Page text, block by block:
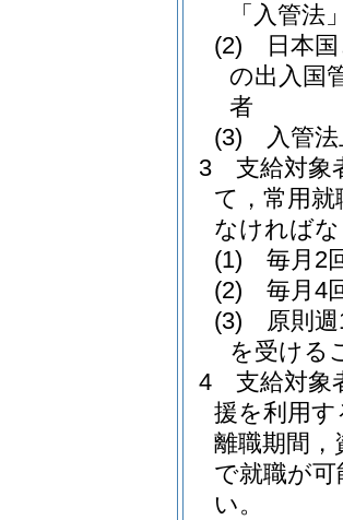
「入管法
(2)
日本
の出入国
者
(3)
入管
3
支給対象
て，常用
なければ
(1)
毎月2
(2)
毎月4
(3)
原則
を受ける
4
支給対象
援を利用
離職期間，
で就職が
い。